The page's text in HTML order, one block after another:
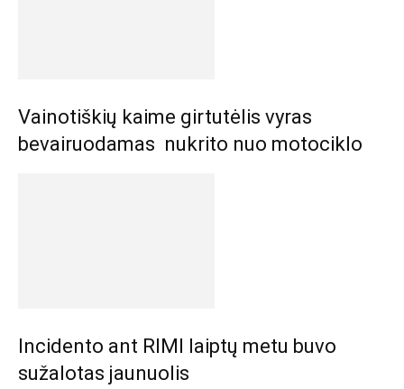
Vainotiškių kaime girtutėlis vyras
bevairuodamas nukrito nuo motociklo
Incidento ant RIMI laiptų metu buvo
sužalotas jaunuolis